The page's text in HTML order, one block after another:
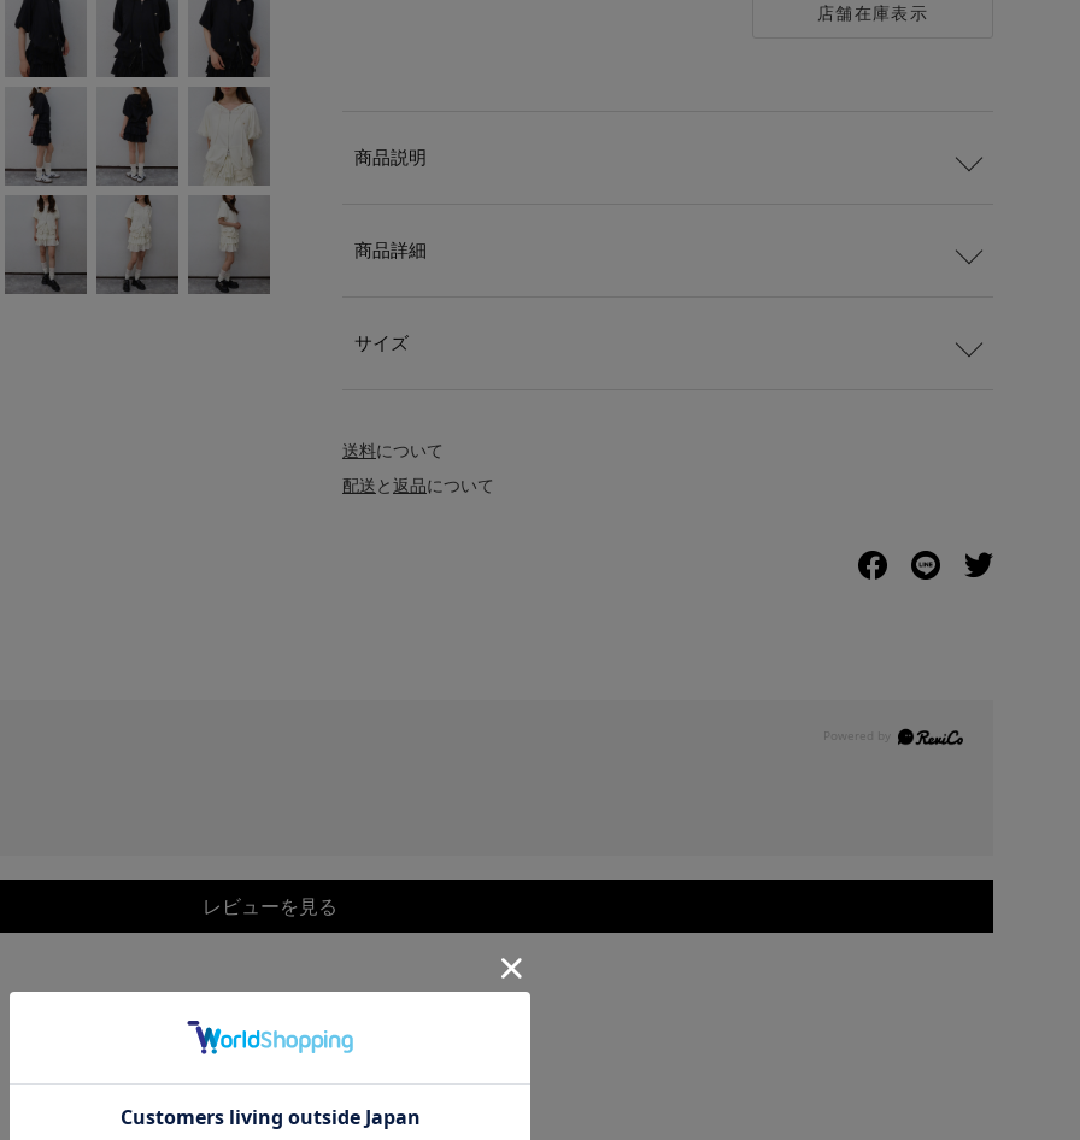
店舗在庫表示
商品説明
商品詳細
サイズ
送料について
配送と返品について
レビューを見る
COORDINATE
この商品を使ったCOORDINATE